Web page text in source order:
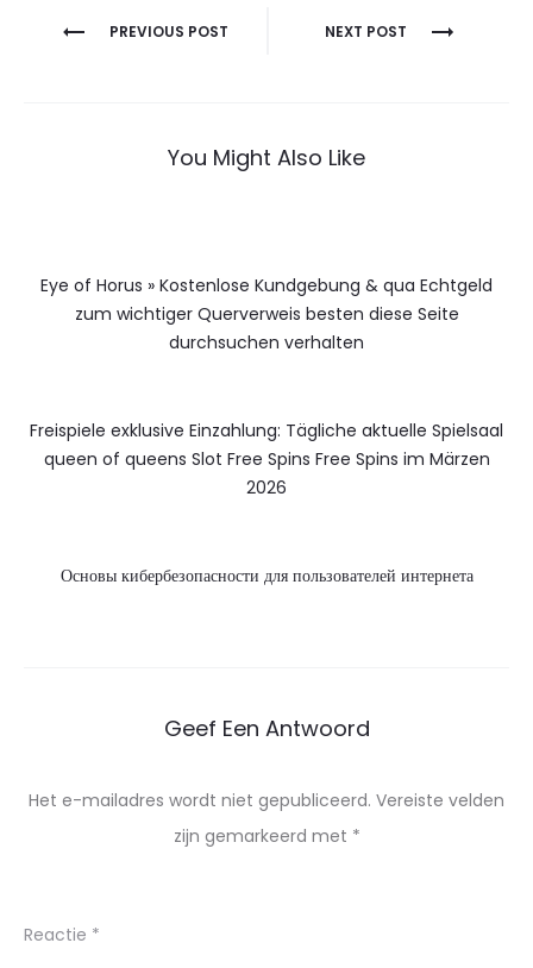
Berichtnavigatie
PREVIOUS POST NEXT POST
You Might Also Like
Eye of Horus » Kostenlose Kundgebung & qua Echtgeld
zum wichtiger Querverweis besten diese Seite
durchsuchen verhalten
Freispiele exklusive Einzahlung: Tägliche aktuelle Spielsaal
queen of queens Slot Free Spins Free Spins im Märzen
2026
Основы кибербезопасности для пользователей интернета
Geef Een Antwoord
Het e-mailadres wordt niet gepubliceerd. Vereiste velden
zijn gemarkeerd met *
Reactie *